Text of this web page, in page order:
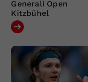
Generali Open
Kitzbühel